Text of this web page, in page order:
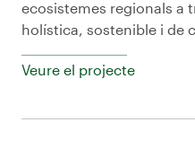
ecosistemes regionals a
holística, sostenible i de
Veure el projecte